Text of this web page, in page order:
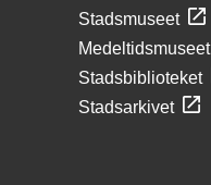
Stadsmuseet
Medeltidsmuseet
Stadsbiblioteket
Stadsarkivet